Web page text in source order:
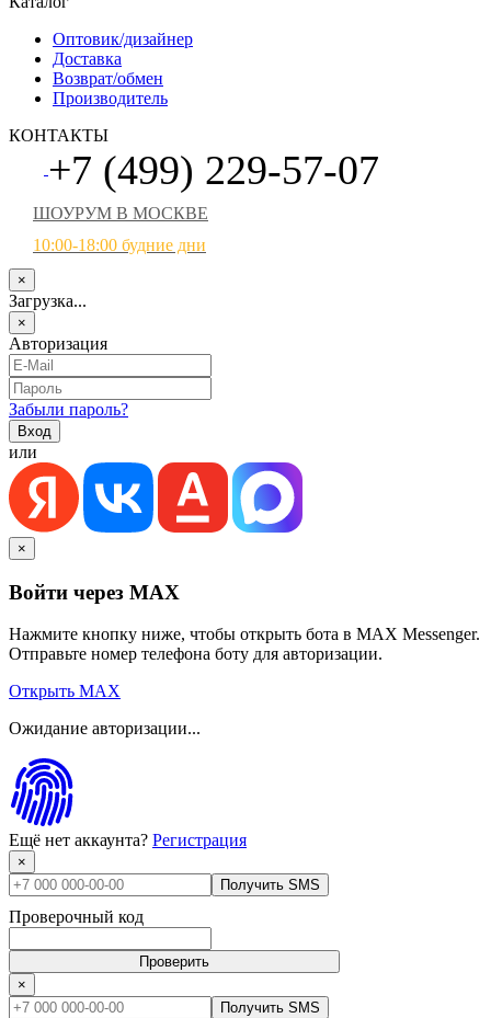
Оптовик/дизайнер
Доставка
Возврат/обмен
Производитель
КОНТАКТЫ
+7 (499) 229-57-07
ШОУРУМ В МОСКВЕ
10:00-18:00 будние дни
×
Загрузка...
×
Авторизация
Забыли пароль?
или
×
Войти через MAX
Нажмите кнопку ниже, чтобы открыть бота в MAX Messenger.
Отправьте номер телефона боту для авторизации.
Открыть MAX
Ожидание авторизации...
Ещё нет аккаунта? Регистрация
×
Получить SMS
Проверочный код
Проверить
×
Получить SMS